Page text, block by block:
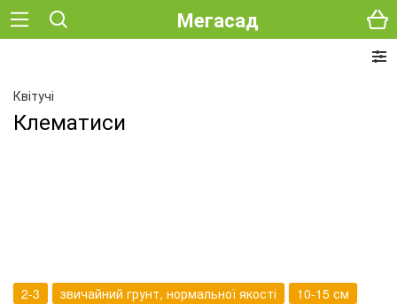
Мегасад
Квітучі
Клематиси
2-3 звичайний грунт, нормальної якості
10-15 см